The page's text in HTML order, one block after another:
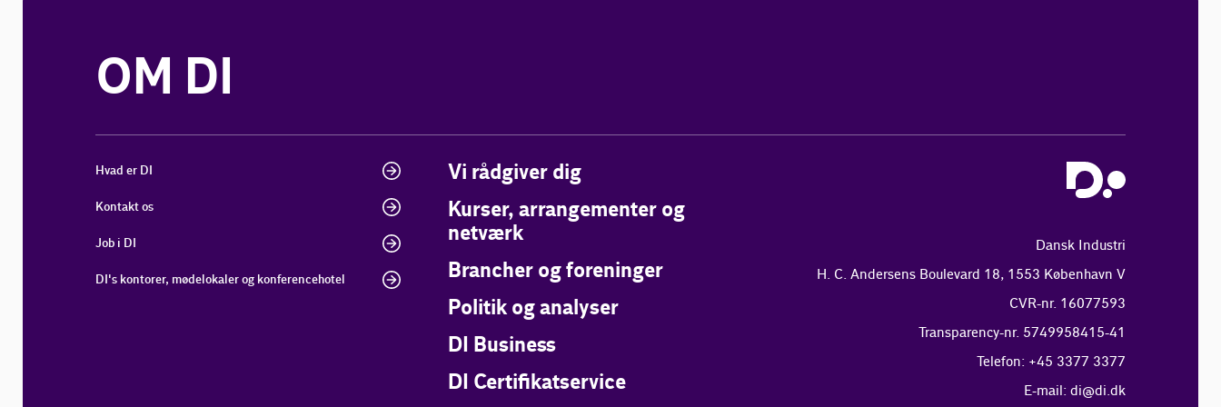
OM DI
Hvad er DI
Kontakt os
Job i DI
DI's kontorer, mødelokaler og konferencehotel
Vi rådgiver dig
Kurser, arrangementer og
netværk
Brancher og foreninger
Politik og analyser
DI Business
DI Certifikatservice
Dansk Industri
H. C. Andersens Boulevard 18, 1553 København V
CVR-nr. 16077593
Transparency-nr. 5749958415-41
Telefon: +45 3377 3377
E-mail: di@di.dk